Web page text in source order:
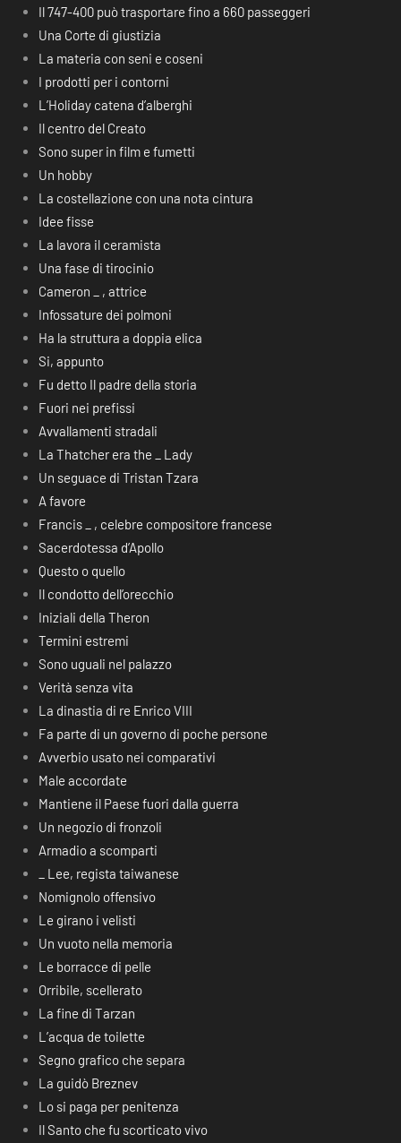
Il 747-400 può trasportare fino a 660 passeggeri
Una Corte di giustizia
La materia con seni e coseni
I prodotti per i contorni
L’Holiday catena d’alberghi
Il centro del Creato
Sono super in film e fumetti
Un hobby
La costellazione con una nota cintura
Idee fisse
La lavora il ceramista
Una fase di tirocinio
Cameron _ , attrice
Infossature dei polmoni
Ha la struttura a doppia elica
Si, appunto
Fu detto Il padre della storia
Fuori nei prefissi
Avvallamenti stradali
La Thatcher era the _ Lady
Un seguace di Tristan Tzara
A favore
Francis _ , celebre compositore francese
Sacerdotessa d’Apollo
Questo o quello
Il condotto dell’orecchio
Iniziali della Theron
Termini estremi
Sono uguali nel palazzo
Verità senza vita
La dinastia di re Enrico VIII
Fa parte di un governo di poche persone
Avverbio usato nei comparativi
Male accordate
Mantiene il Paese fuori dalla guerra
Un negozio di fronzoli
Armadio a scomparti
_ Lee, regista taiwanese
Nomignolo offensivo
Le girano i velisti
Un vuoto nella memoria
Le borracce di pelle
Orribile, scellerato
La fine di Tarzan
L’acqua de toilette
Segno grafico che separa
La guidò Breznev
Lo si paga per penitenza
Il Santo che fu scorticato vivo